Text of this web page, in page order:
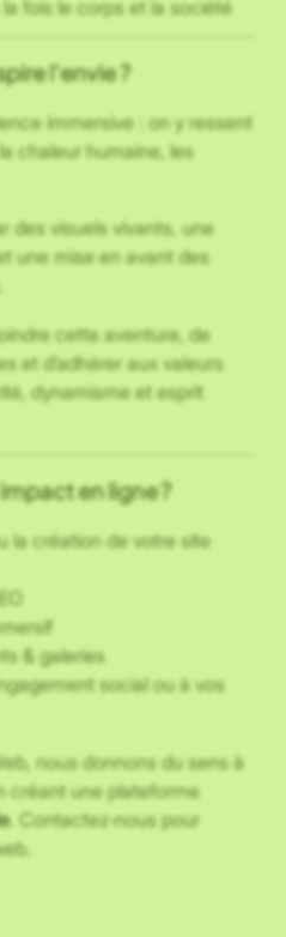
fois le corps et la société
l’envie ?
immersive : on y ressent
chaleur humaine, les
des visuels vivants, une
une mise en avant des
cette aventure, de
et d’adhérer aux valeurs
dynamisme et esprit
en ligne ?
la création de votre site
& galeries
social ou à vos
nous donnons du sens à
créant une plateforme
. Contactez‑nous pour